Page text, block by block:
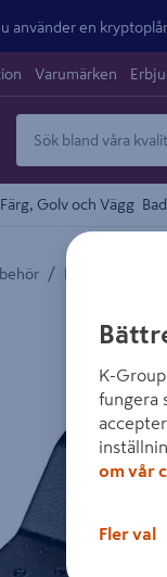
använder en
Varumärken
Färg, Golv och Vägg
/
K-
fungera
om vår
Fler val